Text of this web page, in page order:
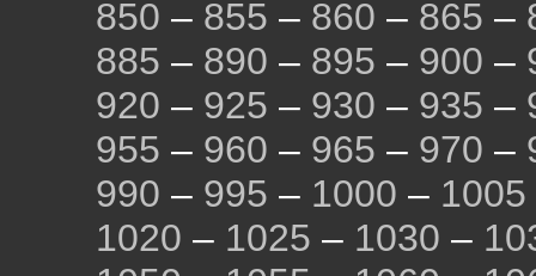
850 – 855 – 860 – 865 –
885 – 890 – 895 – 900 –
920 – 925 – 930 – 935 –
955 – 960 – 965 – 970 –
990 – 995 – 1000 – 1005
1020 – 1025 – 1030 –